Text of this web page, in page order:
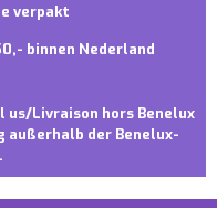
verpakt
binnen Nederland
us/Livraison hors Benelux
außerhalb der Benelux-